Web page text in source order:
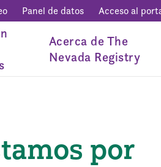
Panel de datos Acceso al
Acerca de The
Nevada Registry
por